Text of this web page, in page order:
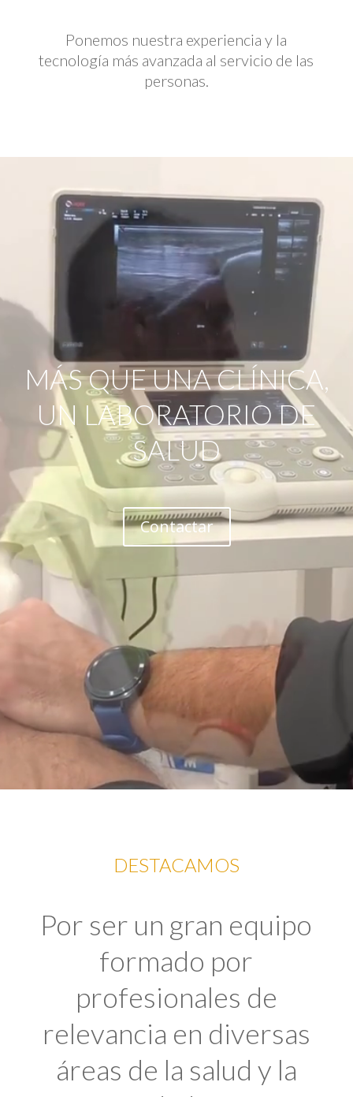
Ponemos nuestra experiencia y la
tecnología más avanzada al servicio de las
personas.
MÁS QUE UNA CLÍNICA,
UN LABORATORIO DE
SALUD
Contactar
DESTACAMOS
Por ser un gran equipo
formado por
profesionales de
relevancia en diversas
áreas de la salud y la